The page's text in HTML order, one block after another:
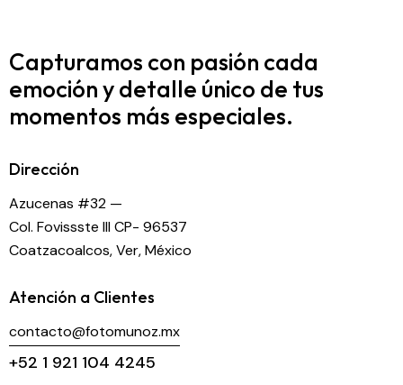
Capturamos con pasión cada
emoción y detalle único de tus
momentos más especiales.
Dirección
Azucenas #32 —
Col. Fovissste III CP- 96537
Coatzacoalcos, Ver, México
Atención a Clientes
contacto@fotomunoz.mx
+52 1 921 104 4245